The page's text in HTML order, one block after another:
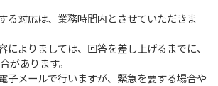
る対応は、業務時間内とさせていただきま
によりましては、回答を差し上げるまでに、
があります。
子メールで行いますが、緊急を要する場合や